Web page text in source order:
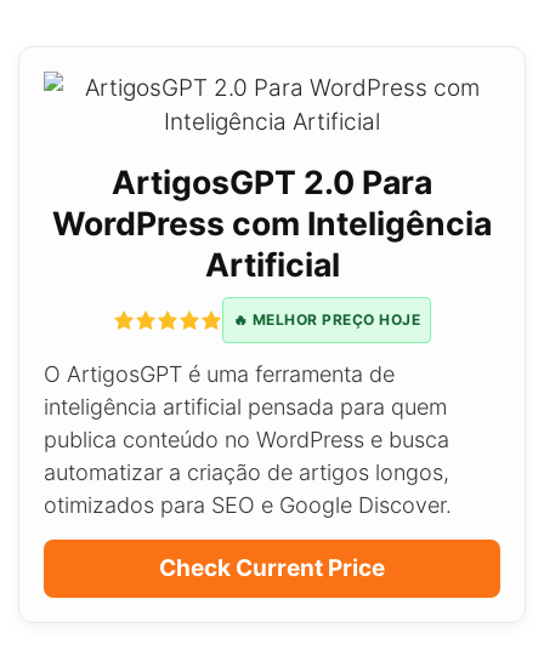
ArtigosGPT 2.0 Para
WordPress com Inteligência
Artificial
🔥 MELHOR PREÇO HOJE
O ArtigosGPT é uma ferramenta de
inteligência artificial pensada para quem
publica conteúdo no WordPress e busca
automatizar a criação de artigos longos,
otimizados para SEO e Google Discover.
Check Current Price